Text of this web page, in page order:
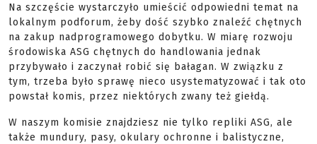
Na szczęście wystarczyło umieścić odpowiedni temat na
lokalnym podforum, żeby dość szybko znaleźć chętnych
na zakup nadprogramowego dobytku. W miarę rozwoju
środowiska ASG chętnych do handlowania jednak
przybywało i zaczynał robić się bałagan. W związku z
tym, trzeba było sprawę nieco usystematyzować i tak oto
powstał komis, przez niektórych zwany też giełdą.
W naszym komisie znajdziesz nie tylko repliki ASG, ale
także mundury, pasy, okulary ochronne i balistyczne,